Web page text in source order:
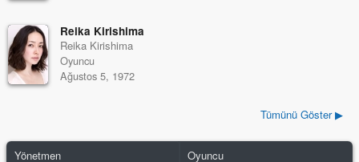
Reika Kirishima
Reika Kirishima
Oyuncu
Ağustos 5, 1972
Tümünü Göster ▶
Yönetmen
Oyuncu